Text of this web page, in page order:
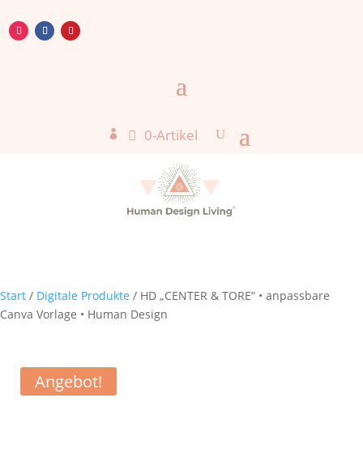
 0-Artikel
Start / Digitale Produkte / HD „CENTER & TORE” • anpassbare
Canva Vorlage • Human Design
Angebot!